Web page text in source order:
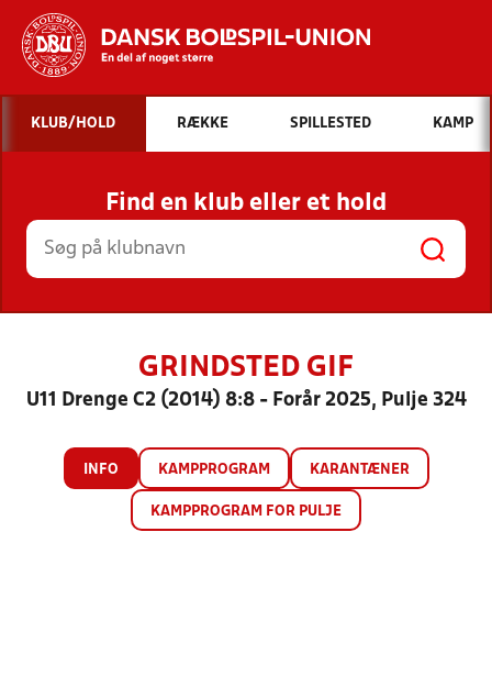
Hvad vil du søge efter?
INDHOLD OG NYHEDER
STILLINGER, RESULTATER, KLUBBER OG
HOLD
KLUB/HOLD RÆKKE SPILLESTED KAMP
Find en klub eller et hold
GRINDSTED GIF
U11 Drenge C2 (2014) 8:8 - Forår 2025, Pulje 324
INFO KAMPPROGRAM KARANTÆNER
KAMPPROGRAM FOR PULJE